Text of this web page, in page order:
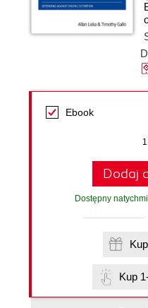
Ebook
Dodaj
Dostępny
Kup